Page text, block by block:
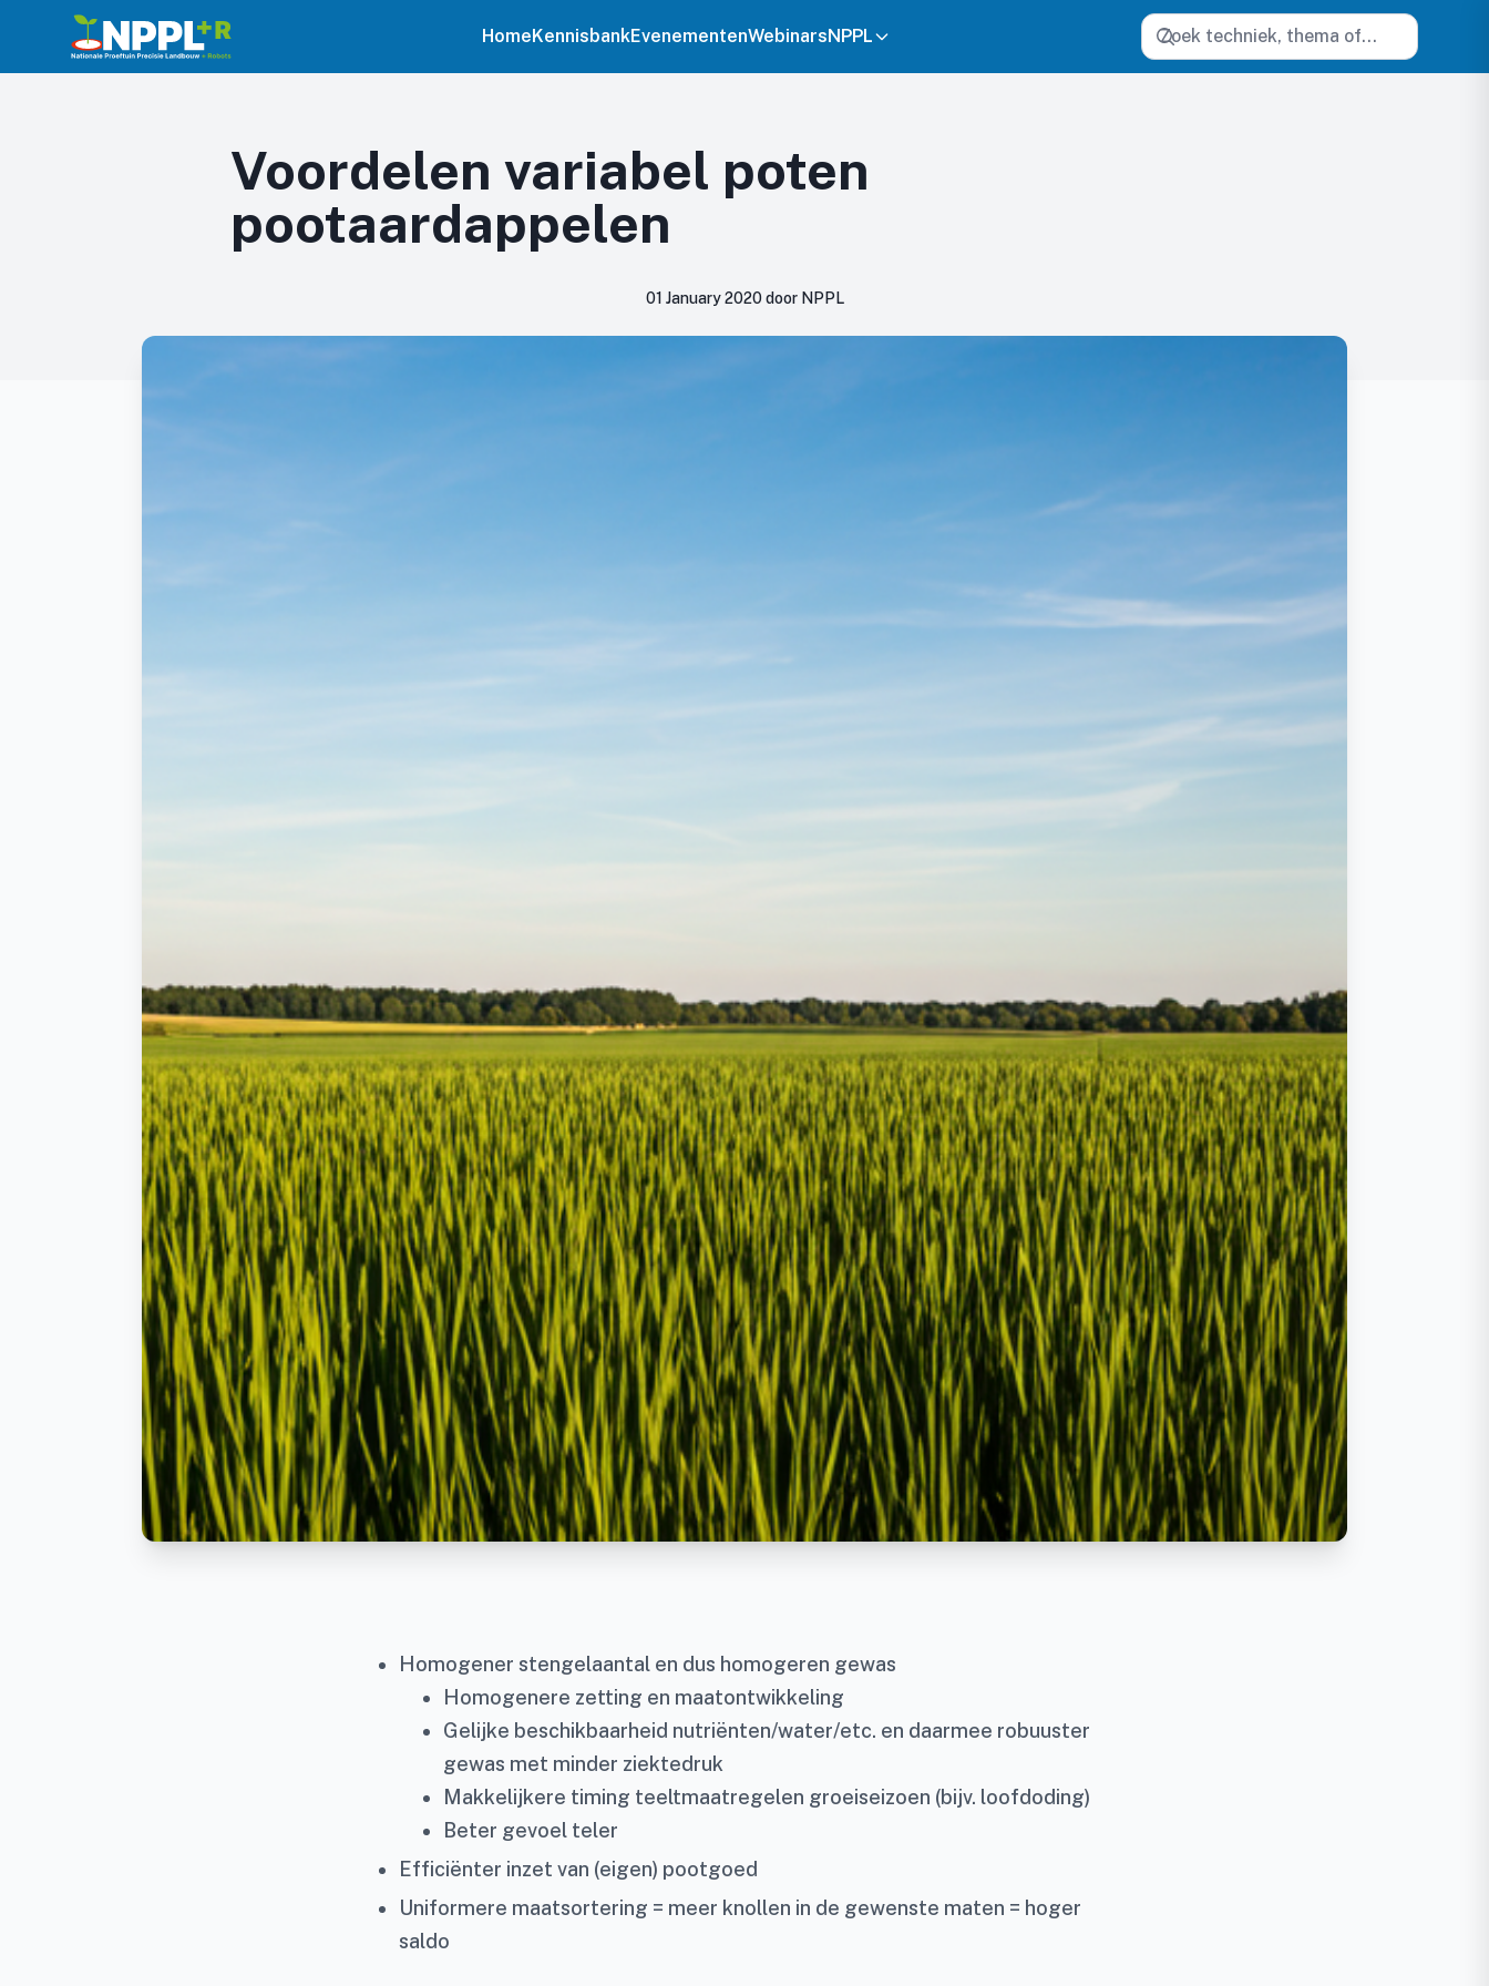
HomeKennisbankEvenementenWebinarsNPPL Zoeken
Voordelen variabel poten
pootaardappelen
01 January 2020 door NPPL
Homogener stengelaantal en dus homogeren gewas
Homogenere zetting en maatontwikkeling
Gelijke beschikbaarheid nutriënten/water/etc. en daarmee robuuster
gewas met minder ziektedruk
Makkelijkere timing teeltmaatregelen groeiseizoen (bijv. loofdoding)
Beter gevoel teler
Efficiënter inzet van (eigen) pootgoed
Uniformere maatsortering = meer knollen in de gewenste maten = hoger
saldo